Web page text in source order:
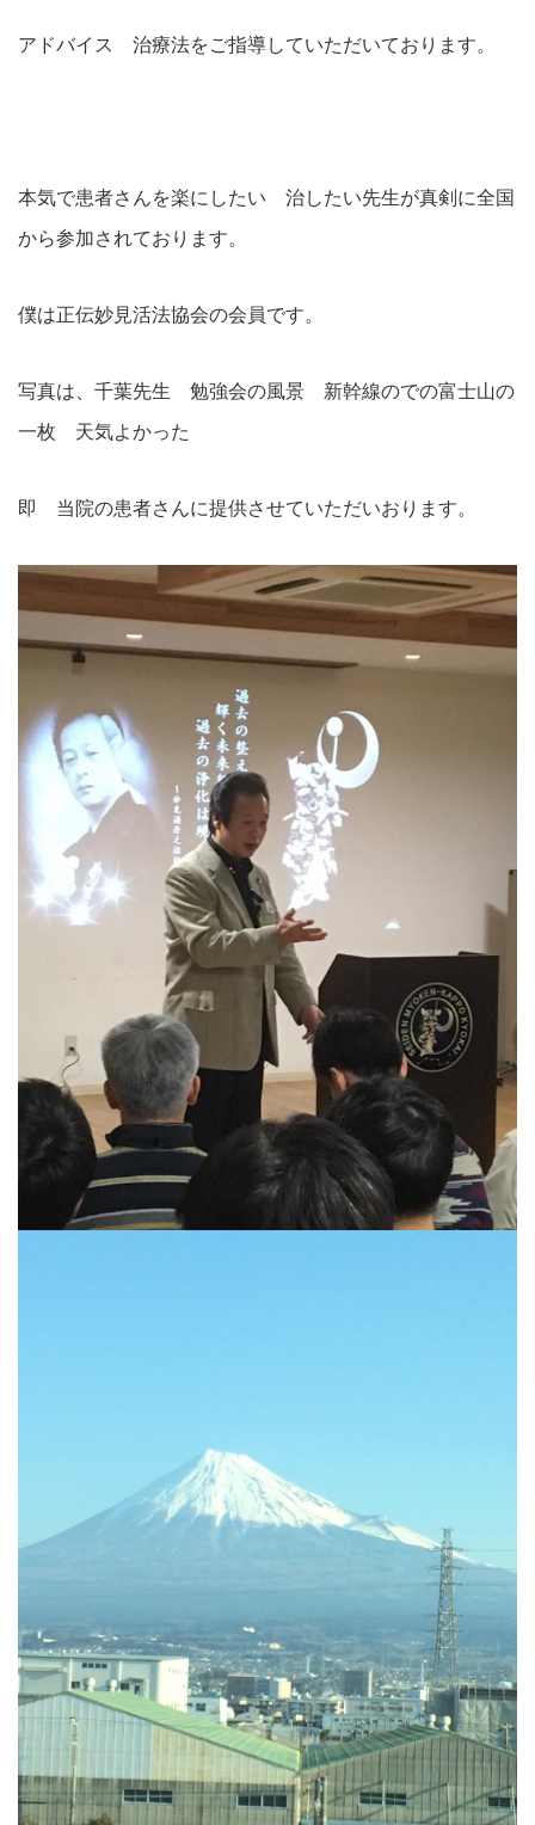
アドバイス 治療法をご指導していただいております。
本気で患者さんを楽にしたい 治したい先生が真剣に全国
から参加されております。
僕は正伝妙見活法協会の会員です。
写真は、千葉先生 勉強会の風景 新幹線のでの富士山の
一枚 天気よかった
即 当院の患者さんに提供させていただいおります。